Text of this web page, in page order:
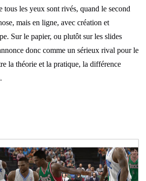
tous les yeux sont rivés, quand le second
mais en ligne, avec création et
Sur le papier, ou plutôt sur les slides
donc comme un sérieux rival pour le
la théorie et la pratique, la différence